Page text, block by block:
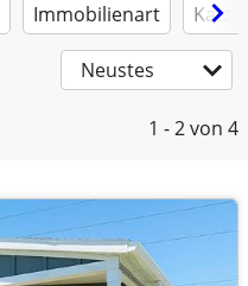
Immobilienart
Neustes
1 - 2von 4